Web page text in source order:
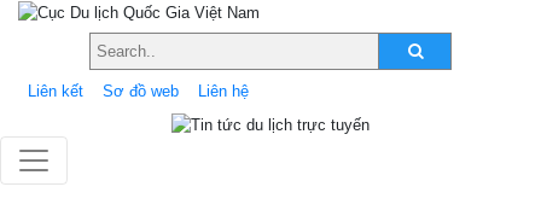
Liên kết Sơ đồ web Liên hệ